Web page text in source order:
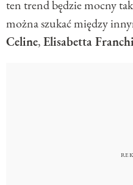
ten trend będzie mocny
można szukać między
Celine,Elisabetta Franchi